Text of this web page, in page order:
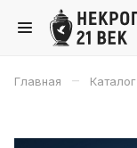
Главная – Каталог